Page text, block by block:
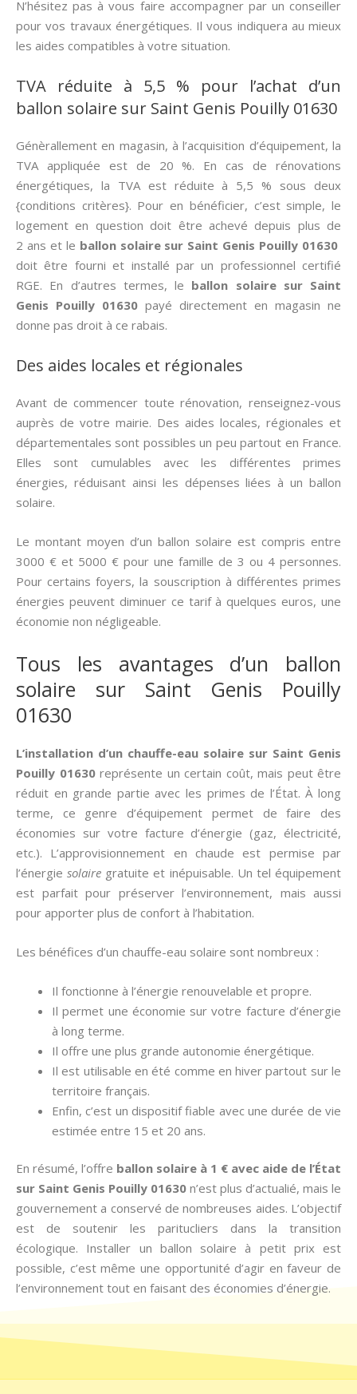
N’hésitez pas à vous faire accompagner par un conseiller
pour vos travaux énergétiques. Il vous indiquera au mieux
les aides compatibles à votre situation.
TVA réduite à 5,5 % pour l’achat d’un
ballon solaire sur Saint Genis Pouilly 01630
Génèrallement en magasin, à l’acquisition d’équipement, la
TVA appliquée est de 20 %. En cas de rénovations
énergétiques, la TVA est réduite à 5,5 % sous deux
{conditions critères}. Pour en bénéficier, c’est simple, le
logement en question doit être achevé depuis plus de
2 ans et le ballon solaire sur Saint Genis Pouilly 01630
doit être fourni et installé par un professionnel certifié
RGE. En d’autres termes, le ballon solaire sur Saint
Genis Pouilly 01630 payé directement en magasin ne
donne pas droit à ce rabais.
Des aides locales et régionales
Avant de commencer toute rénovation, renseignez-vous
auprès de votre mairie. Des aides locales, régionales et
départementales sont possibles un peu partout en France.
Elles sont cumulables avec les différentes primes
énergies, réduisant ainsi les dépenses liées à un ballon
solaire.
Le montant moyen d’un ballon solaire est compris entre
3000 € et 5000 € pour une famille de 3 ou 4 personnes.
Pour certains foyers, la souscription à différentes primes
énergies peuvent diminuer ce tarif à quelques euros, une
économie non négligeable.
Tous les avantages d’un ballon
solaire sur Saint Genis Pouilly
01630
L’installation d’un chauffe-eau solaire sur Saint Genis
Pouilly 01630représente un certain coût, mais peut être
réduit en grande partie avec les primes de l’État. À long
terme, ce genre d’équipement permet de faire des
économies sur votre facture d’énergie (gaz, électricité,
etc.). L’approvisionnement en chaude est permise par
l’énergiesolaire gratuite et inépuisable. Un tel équipement
est parfait pour préserver l’environnement, mais aussi
pour apporter plus de confort à l’habitation.
Les bénéfices d’un chauffe-eau solaire sont nombreux :
Il fonctionne à l’énergie renouvelable et propre.
Il permet une économie sur votre facture d’énergie
à long terme.
Il offre une plus grande autonomie énergétique.
Il est utilisable en été comme en hiver partout sur le
territoire français.
Enfin, c’est un dispositif fiable avec une durée de vie
estimée entre 15 et 20 ans.
En résumé, l’offre ballon solaire à 1 € avec aide de l’État
sur Saint Genis Pouilly 01630 n’est plus d’actualié, mais le
gouvernement a conservé de nombreuses aides. L’objectif
est de soutenir les paritucliers dans la transition
écologique. Installer un ballon solaire à petit prix est
possible, c’est même une opportunité d’agir en faveur de
l’environnement tout en faisant des économies d’énergie.